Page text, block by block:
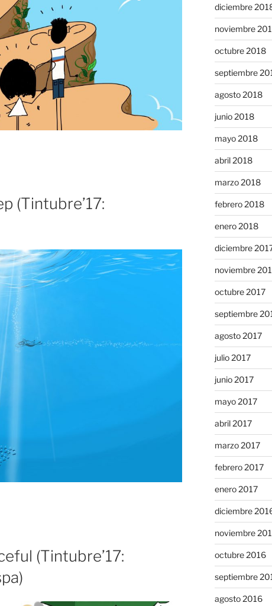
(Tintubre’17:
(Tintubre’17:
diciembre
noviembre
octubre 2018
septiembre
agosto 2018
junio 2018
mayo 2018
abril 2018
marzo 2018
febrero 2018
enero 2018
diciembre
noviembre
octubre 2017
septiembre
agosto 2017
julio 2017
junio 2017
mayo 2017
abril 2017
marzo 2017
febrero 2017
enero 2017
diciembre
noviembre
octubre 2016
septiembre
agosto 2016